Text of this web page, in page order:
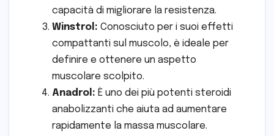
capacità di migliorare la resistenza.
Winstrol: Conosciuto per i suoi effetti
compattanti sul muscolo, è ideale per
definire e ottenere un aspetto
muscolare scolpito.
Anadrol: È uno dei più potenti steroidi
anabolizzanti che aiuta ad aumentare
rapidamente la massa muscolare.